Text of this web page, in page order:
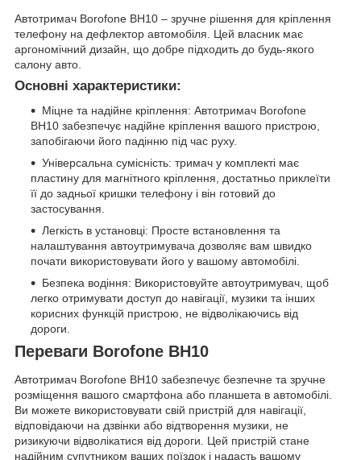
Автотримач Borofone BH10 – зручне рішення для кріплення
телефону на дефлектор автомобіля. Цей власник має
аргономічний дизайн, що добре підходить до будь-якого
салону авто.
Основні характеристики:
Міцне та надійне кріплення: Автотримач Borofone
BH10 забезпечує надійне кріплення вашого пристрою,
запобігаючи його падінню під час руху.
Універсальна сумісність: тримач у комплекті має
пластину для магнітного кріплення, достатньо приклеїти
її до задньої кришки телефону і він готовий до
застосування.
Легкість в установці: Просте встановлення та
налаштування автоутримувача дозволяє вам швидко
почати використовувати його у вашому автомобілі.
Безпека водіння: Використовуйте автоутримувач, щоб
легко отримувати доступ до навігації, музики та інших
корисних функцій пристрою, не відволікаючись від
дороги.
Переваги Borofone BH10
Автотримач Borofone BH10 забезпечує безпечне та зручне
розміщення вашого смартфона або планшета в автомобілі.
Ви можете використовувати свій пристрій для навігації,
відповідаючи на дзвінки або відтворення музики, не
ризикуючи відволікатися від дороги. Цей пристрій стане
надійним супутником ваших поїздок і надасть вашому